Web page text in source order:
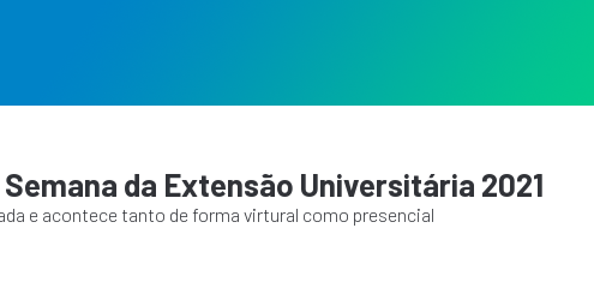
da Extensão Universitária 2021
e acontece tanto de forma virtural como presencial